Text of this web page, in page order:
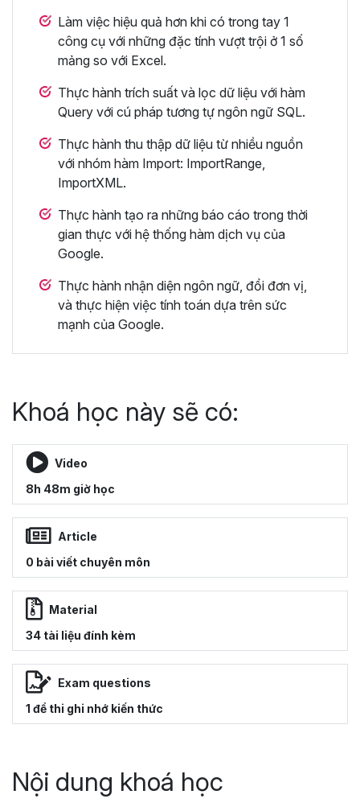
Làm việc hiệu quả hơn khi có trong tay 1
công cụ với những đặc tính vượt trội ở 1 số
mảng so với Excel.
Thực hành trích suất và lọc dữ liệu với hàm
Query với cú pháp tương tự ngôn ngữ SQL.
Thực hành thu thập dữ liệu từ nhiều nguồn
với nhóm hàm Import: ImportRange,
ImportXML.
Thực hành tạo ra những báo cáo trong thời
gian thực với hệ thống hàm dịch vụ của
Google.
Thực hành nhận diện ngôn ngữ, đổi đơn vị,
và thực hiện việc tính toán dựa trên sức
mạnh của Google.
Khoá học này sẽ có:
Video
8h 48m giờ học
Article
0 bài viết chuyên môn
Material
34 tài liệu đính kèm
Exam questions
1 đề thi ghi nhớ kiến thức
Nội dung khoá học